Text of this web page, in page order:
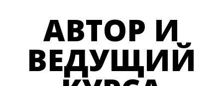
АВТОР И
ВЕДУЩИЙ